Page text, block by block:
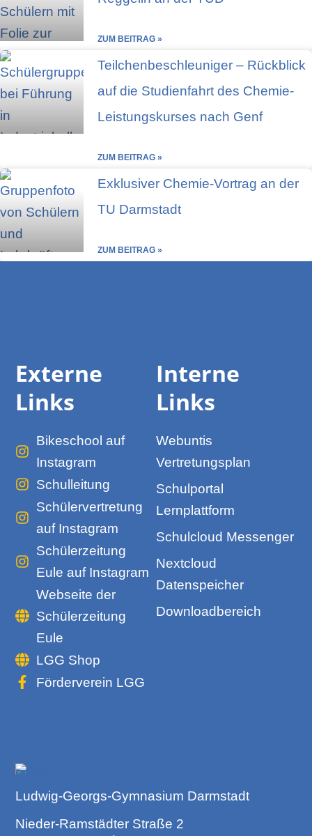
ZUM BEITRAG »
Teilchenbeschleuniger – Rückblick
auf die Studienfahrt des Chemie-
Leistungskurses nach Genf
ZUM BEITRAG »
Exklusiver Chemie-Vortrag an der
TU Darmstadt
ZUM BEITRAG »
Ludwig-Georgs-Gymnasium Darmstadt
Nieder-Ramstädter Straße 2
Interne
Links
Webuntis
Vertretungsplan
Schulportal
Lernplattform
Schulcloud Messenger
Nextcloud
Datenspeicher
Downloadbereich
Externe
Links
Bikeschool auf
Instagram
Schulleitung
Schülervertretung
auf Instagram
Schülerzeitung
Eule auf Instagram
Webseite der
Schülerzeitung
Eule
LGG Shop
Förderverein LGG